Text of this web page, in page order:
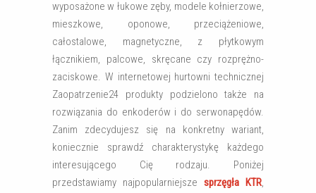
wyposażone w łukowe zęby, modele kołnierzowe,
mieszkowe, oponowe, przeciążeniowe,
całostalowe, magnetyczne, z płytkowym
łącznikiem, palcowe, skręcane czy rozprężno-
zaciskowe. W internetowej hurtowni technicznej
Zaopatrzenie24 produkty podzielono także na
rozwiązania do enkoderów i do serwonapędów.
Zanim zdecydujesz się na konkretny wariant,
koniecznie sprawdź charakterystykę każdego
interesującego Cię rodzaju. Poniżej
przedstawiamy najpopularniejsze sprzęgła KTR,